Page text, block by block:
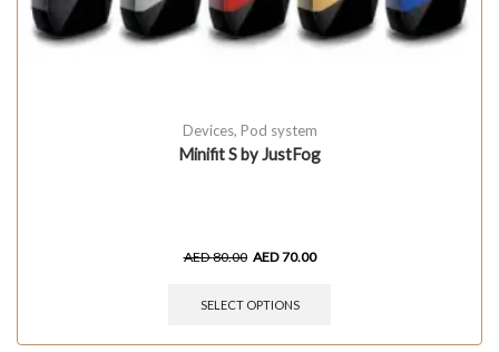
Devices, Pod system
Minifit S by JustFog
AED80.00 AED70.00
SELECT OPTIONS